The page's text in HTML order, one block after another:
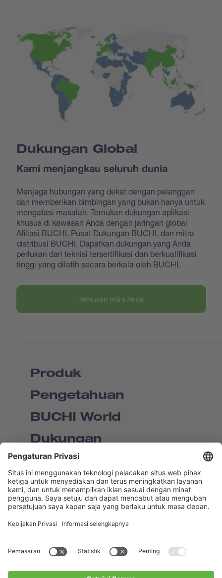
Dukungan Global
Kami menjangkau seluruh dunia
Menjaga hubungan yang dekat dengan pelanggan
dan memberikan bimbingan yang bukan hanya untuk
mengatasi masalah. Temukan dukungan aplikasi
khusus di kawasan Anda dengan jaringan global
Afiliasi BUCHI, Pusat Dukungan BUCHI, dan mitra
distribusi BUCHI. Dapatkan dukungan yang Anda
perlukan dari teknisi tersertifikasi dan berkualifikasi
tinggi yang dilatih secara berkala oleh BUCHI.
Temukan mitra Anda
Produk
Pengetahuan
BUCHI World
Dukungan
Shop
Contact us
BUCHI Worldwide